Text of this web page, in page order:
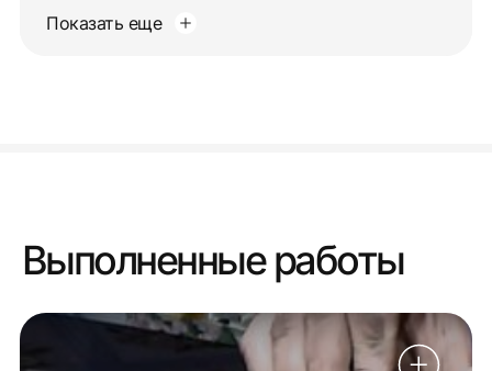
Показать еще
Выполненные работы